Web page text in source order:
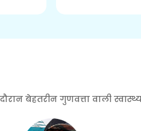
बेहतरीन गुणवत्ता वाली